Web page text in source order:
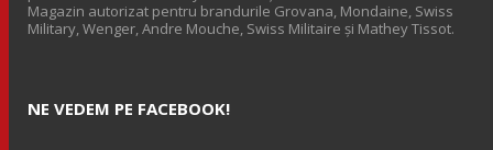
Magazin autorizat pentru brandurile Grovana, Mondaine, Swiss
Military, Wenger, Andre Mouche, Swiss Militaire și Mathey Tissot.
NE VEDEM PE FACEBOOK!